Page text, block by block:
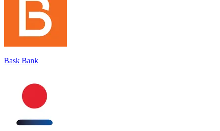
Bask Bank